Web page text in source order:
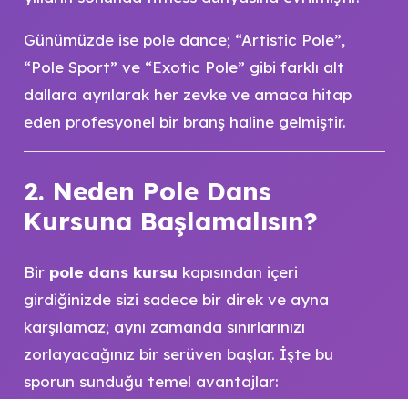
Günümüzde ise pole dance; “Artistic Pole”,
“Pole Sport” ve “Exotic Pole” gibi farklı alt
dallara ayrılarak her zevke ve amaca hitap
eden profesyonel bir branş haline gelmiştir.
2. Neden Pole Dans
Kursuna Başlamalısın?
Bir pole dans kursu kapısından içeri
girdiğinizde sizi sadece bir direk ve ayna
karşılamaz; aynı zamanda sınırlarınızı
zorlayacağınız bir serüven başlar. İşte bu
sporun sunduğu temel avantajlar: